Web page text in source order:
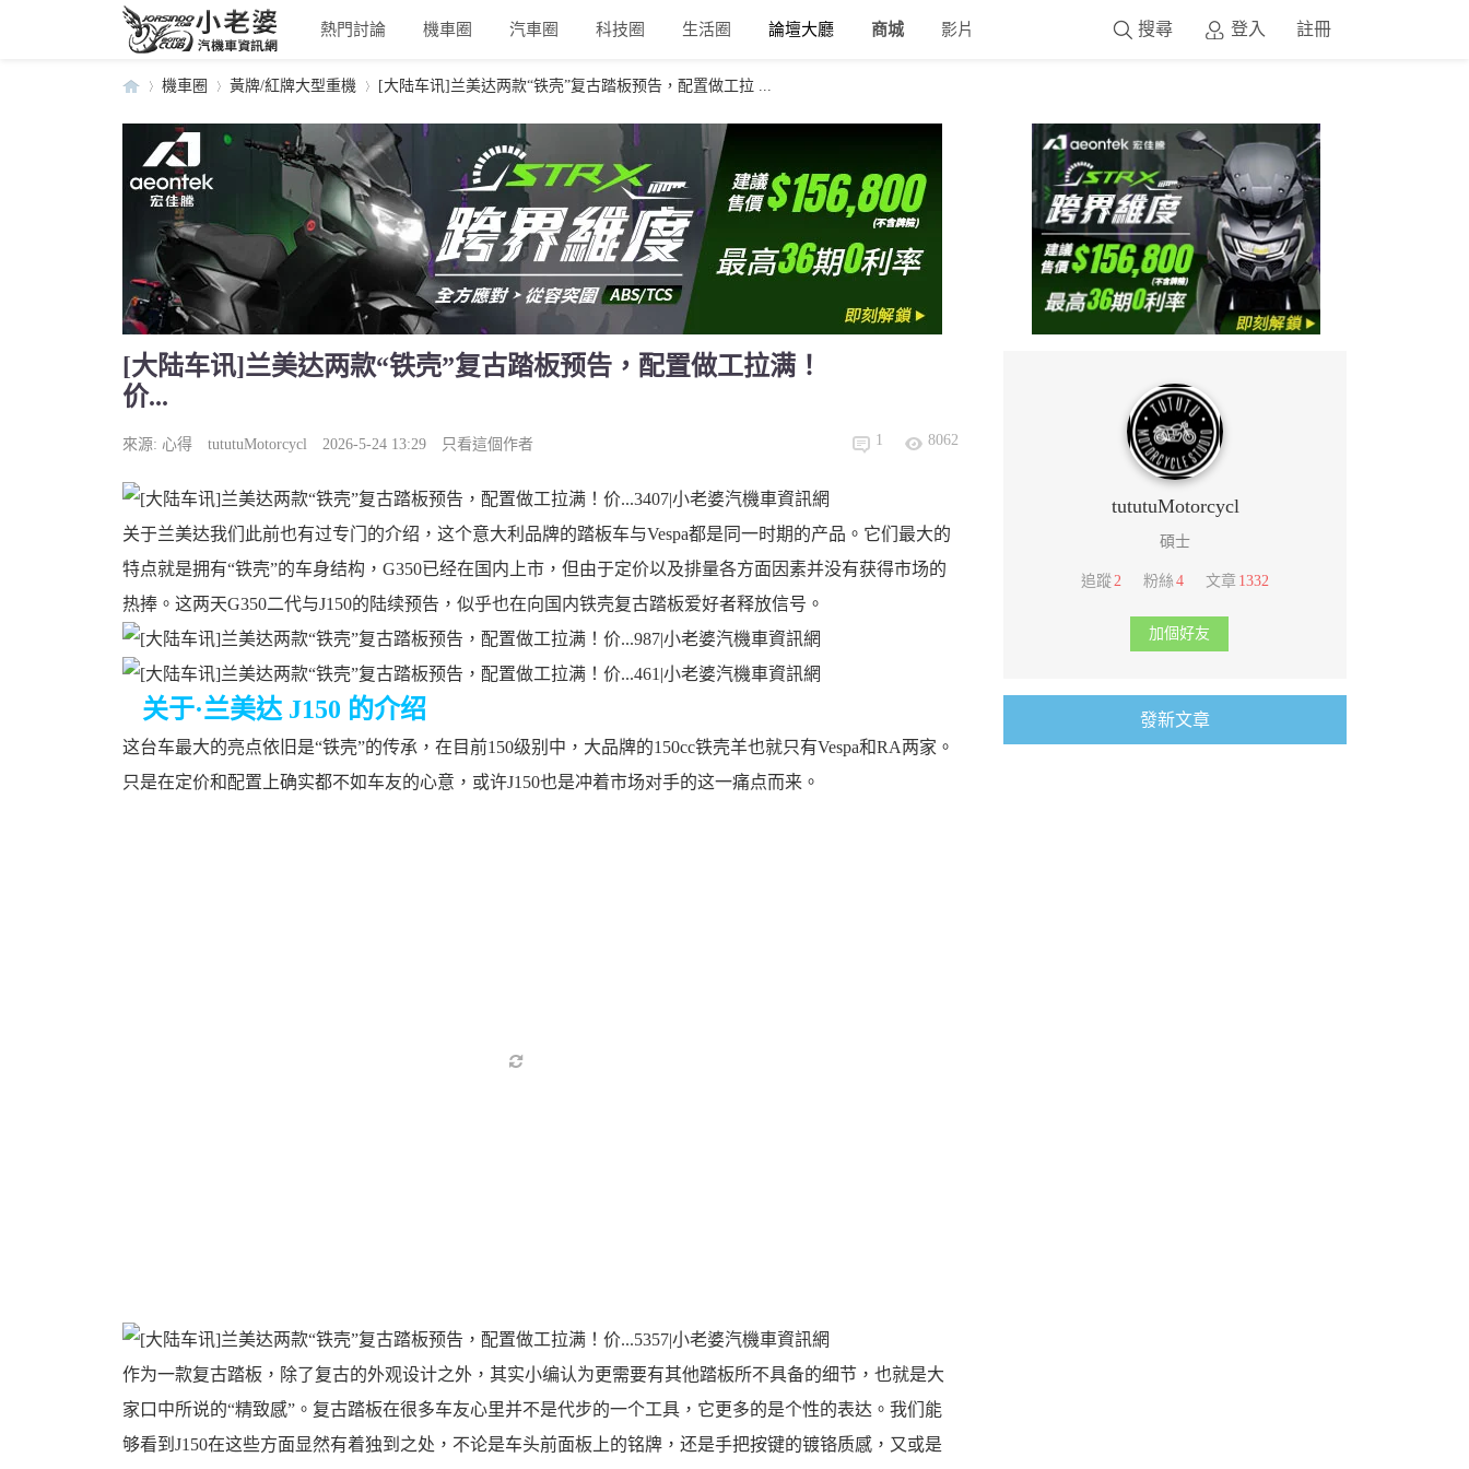
熱門討論 機車圈 汽車圈 科技圈 生活圈 論壇大廳 商城 影片 登入 註冊
搜尋
小
老
婆
›
機車圈
›
黃牌/紅牌大型重機
›
[大陆车讯]兰美达两款“铁壳”复古踏板预告，配置做工拉 ...
[大陆车讯]兰美达两款“铁壳”复古踏板预告，配置做工拉满！
价...
來源: 心得 tututuMotorcycl 2026-5-24 13:29 只看這個作者 1 8062
关于兰美达我们此前也有过专门的介绍，这个意大利品牌的踏板车与Vespa都是同一时期的产品。它们最大的
特点就是拥有“铁壳”的车身结构，G350已经在国内上市，但由于定价以及排量各方面因素并没有获得市场的
热捧。这两天G350二代与J150的陆续预告，似乎也在向国内铁壳复古踏板爱好者释放信号。
关于·兰美达 J150 的介绍
这台车最大的亮点依旧是“铁壳”的传承，在目前150级别中，大品牌的150cc铁壳羊也就只有Vespa和RA两家。
只是在定价和配置上确实都不如车友的心意，或许J150也是冲着市场对手的这一痛点而来。
作为一款复古踏板，除了复古的外观设计之外，其实小编认为更需要有其他踏板所不具备的细节，也就是大
家口中所说的“精致感”。复古踏板在很多车友心里并不是代步的一个工具，它更多的是个性的表达。我们能
够看到J150在这些方面显然有着独到之处，不论是车头前面板上的铭牌，还是手把按键的镀铬质感，又或是
tututuMotorcycl
碩士
追蹤2 粉絲 4 文章 1332
加個好友
發新文章